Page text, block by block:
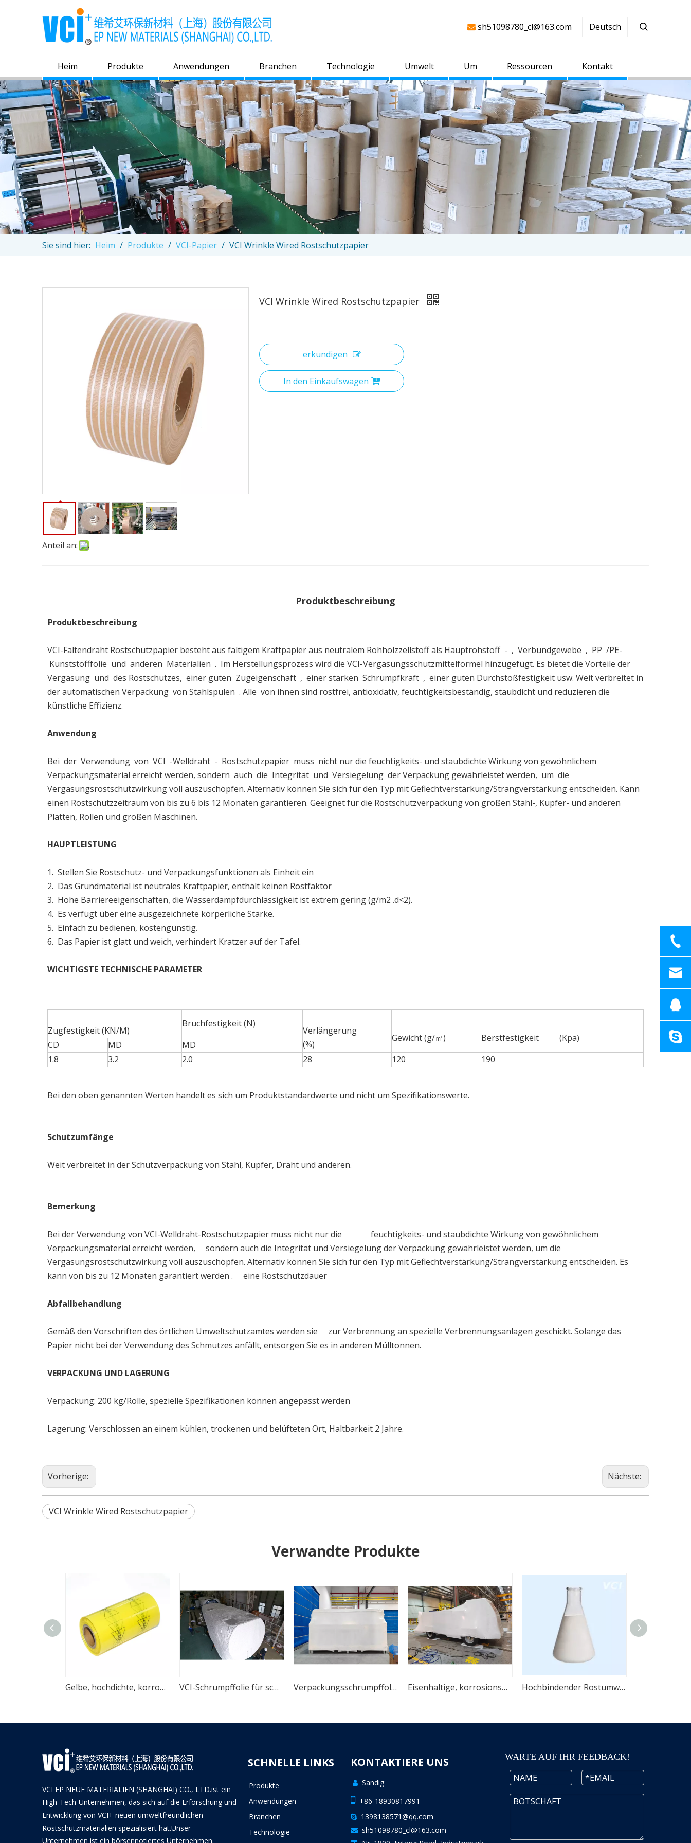
 sh51098780_cl@163.com Deutsch
Heim Produkte Anwendungen Branchen Technologie Umwelt Um Ressourcen Kontakt
Sie sind hier: Heim / Produkte / VCI-Papier / VCI Wrinkle Wired Rostschutzpapier
Anteil an:
VCI Wrinkle Wired Rostschutzpapier
erkundigen
In den Einkaufswagen
Produktbeschreibung
Produktbeschreibung
VCI-Faltendraht Rostschutzpapier besteht aus faltigem Kraftpapier aus neutralem Rohholzzellstoff als Hauptrohstoff - , Verbundgewebe , PP /PE-
Kunststofffolie und anderen Materialien . Im Herstellungsprozess wird die VCI-Vergasungsschutzmittelformel hinzugefügt. Es bietet die Vorteile der
Vergasung und des Rostschutzes, einer guten Zugeigenschaft , einer starken Schrumpfkraft , einer guten Durchstoßfestigkeit usw. Weit verbreitet in
der automatischen Verpackung von Stahlspulen . Alle von ihnen sind rostfrei, antioxidativ, feuchtigkeitsbeständig, staubdicht und reduzieren die
künstliche Effizienz.
Anwendung
Bei der Verwendung von VCI -Welldraht - Rostschutzpapier muss nicht nur die feuchtigkeits- und staubdichte Wirkung von gewöhnlichem
Verpackungsmaterial erreicht werden, sondern auch die Integrität und Versiegelung der Verpackung gewährleistet werden, um die
Vergasungsrostschutzwirkung voll auszuschöpfen. Alternativ können Sie sich für den Typ mit Geflechtverstärkung/Strangverstärkung entscheiden. Kann
einen Rostschutzzeitraum von bis zu 6 bis 12 Monaten garantieren. Geeignet für die Rostschutzverpackung von großen Stahl-, Kupfer- und anderen
Platten, Rollen und großen Maschinen.
HAUPTLEISTUNG
1. Stellen Sie Rostschutz- und Verpackungsfunktionen als Einheit ein
2. Das Grundmaterial ist neutrales Kraftpapier, enthält keinen Rostfaktor
3. Hohe Barriereeigenschaften, die Wasserdampfdurchlässigkeit ist extrem gering (g/m2 .d<2).
4. Es verfügt über eine ausgezeichnete körperliche Stärke.
5. Einfach zu bedienen, kostengünstig.
6. Das Papier ist glatt und weich, verhindert Kratzer auf der Tafel.
WICHTIGSTE TECHNISCHE PARAMETER
Zugfestigkeit (KN/M)
Bruchfestigkeit (N)
Verlängerung
(%)
Gewicht (g/㎡) Berstfestigkeit (Kpa)
CD MD
MD
1.8
3.2 2.0 28 120 190
Bei den oben genannten Werten handelt es sich um Produktstandardwerte und nicht um Spezifikationswerte.
Schutzumfänge
Weit verbreitet in der Schutzverpackung von Stahl, Kupfer, Draht und anderen.
Bemerkung
Bei der Verwendung von VCI-Welldraht-Rostschutzpapier muss nicht nur die feuchtigkeits- und staubdichte Wirkung von gewöhnlichem
Verpackungsmaterial erreicht werden, sondern auch die Integrität und Versiegelung der Verpackung gewährleistet werden, um die
Vergasungsrostschutzwirkung voll auszuschöpfen. Alternativ können Sie sich für den Typ mit Geflechtverstärkung/Strangverstärkung entscheiden. Es
kann von bis zu 12 Monaten garantiert werden . eine Rostschutzdauer
Abfallbehandlung
Gemäß den Vorschriften des örtlichen Umweltschutzamtes werden sie zur Verbrennung an spezielle Verbrennungsanlagen geschickt. Solange das
Papier nicht bei der Verwendung des Schmutzes anfällt, entsorgen Sie es in anderen Mülltonnen.
VERPACKUNG UND LAGERUNG
Verpackung: 200 kg/Rolle, spezielle Spezifikationen können angepasst werden
Lagerung: Verschlossen an einem kühlen, trockenen und belüfteten Ort, Haltbarkeit 2 Jahre.
Vorherige: Nächste:
VCI Wrinkle Wired Rostschutzpapier
Verwandte Produkte
Gelbe, hochdichte, korrosionsbeständige VCI-Stahlfolie VCI-Schrumpffolie für schwere Windkraftanlagen Verpackungsschrumpffolie aus rostfreier VCI-Schrumpffolie mit hoher Dichte Eisenhaltige, korrosionsbeständige VCI-Wärmeschrumpffolie Hochbindender Rostumwandler für den industriellen Metallschutz
VCI EP NEUE MATERIALIEN (SHANGHAI) CO., LTD.ist ein
High-Tech-Unternehmen, das sich auf die Erforschung und
Entwicklung von VCI+ neuen umweltfreundlichen
Rostschutzmaterialien spezialisiert hat.Unser
Unternehmen ist ein börsennotiertes Unternehmen.
SCHNELLE LINKS
Produkte
Anwendungen
Branchen
Technologie
KONTAKTIERE UNS
 Sandig
+86-18930817991
 1398138571@qq.com
 sh51098780_cl@163.com
WARTE AUF IHR FEEDBACK!